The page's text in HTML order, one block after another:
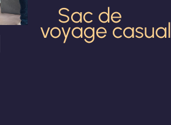
Sac de
voyage casual